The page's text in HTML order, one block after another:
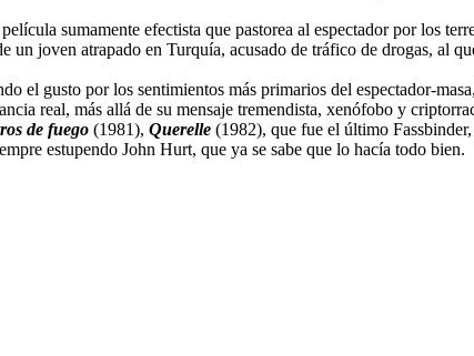
película sumamente efectista que pastorea al espectador por los
un joven atrapado en Turquía, acusado de tráfico de drogas, al
el gusto por los sentimientos más primarios del espectador-
real, más allá de su mensaje tremendista, xenófobo y
de fuego (1981), Querelle (1982), que fue el último
estupendo John Hurt, que ya se sabe que lo hacía todo bien.